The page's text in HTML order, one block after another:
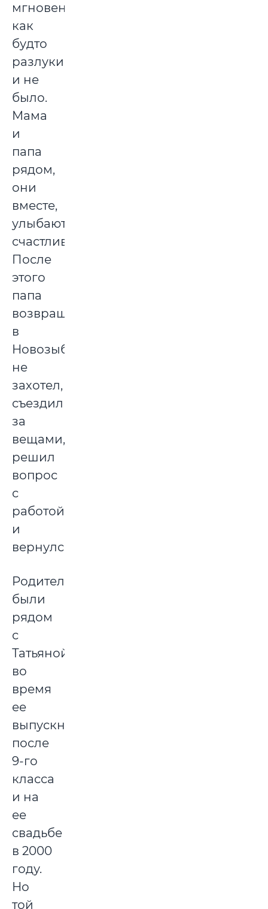
мгновенно,
как
будто
разлуки
и не
было.
Мама
и
папа
рядом,
они
вместе,
улыбаются,
счастливые!..
После
этого
папа
возвращаться
в
Новозыбков
не
захотел,
съездил
за
вещами,
решил
вопрос
с
работой
и
вернулся.
Родители
были
рядом
с
Татьяной
во
время
ее
выпускного
после
9-го
класса
и на
ее
свадьбе
в 2000
году.
Но
той